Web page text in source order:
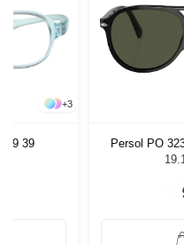
+3
39
Persol PO